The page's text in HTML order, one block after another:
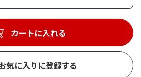
カートに入れる
気に入りに登録する